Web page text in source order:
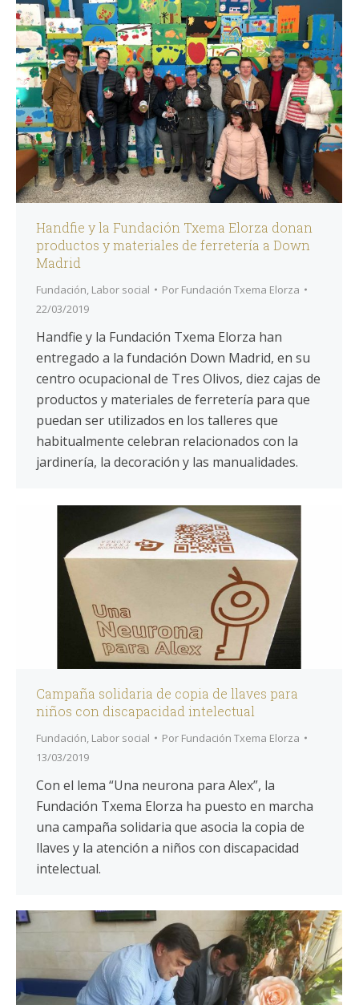
Handfie y la Fundación Txema Elorza donan
productos y materiales de ferretería a Down
Madrid
Fundación, Labor social Por Fundación Txema Elorza
22/03/2019
Handfie y la Fundación Txema Elorza han
entregado a la fundación Down Madrid, en su
centro ocupacional de Tres Olivos, diez cajas de
productos y materiales de ferretería para que
puedan ser utilizados en los talleres que
habitualmente celebran relacionados con la
jardinería, la decoración y las manualidades.
Campaña solidaria de copia de llaves para
niños con discapacidad intelectual
Fundación Labor social Por Fundación Txema Elorza
13/03/2019
Con el lema “Una neurona para Alex”, la
Fundación Txema Elorza ha puesto en marcha
una campaña solidaria que asocia la copia de
llaves y la atención a niños con discapacidad
intelectual.